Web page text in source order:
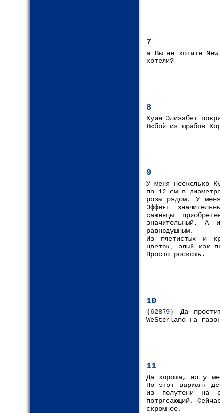
7
а Вы не хотите
хотели?
8
Куин Элизабет
Любой из шрабов
9
У меня несколько
по 12 см в
розы рядом. У
Эффект
саженцы
значительный. А
равнодушным.
Из плетистых и
цветок, алый как
Просто роскошь.
10
{62879} Да
WeSterland на
11
Да хороша, но у
Но этот вариант
из полутени на
потрясающий.
скромнее.